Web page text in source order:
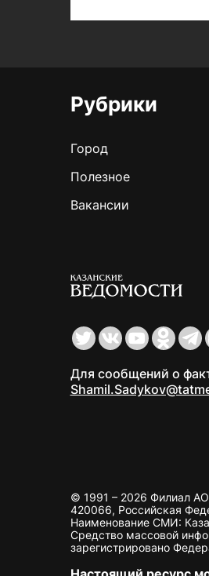
Рубрики
Город
Полезное
Вакансии
Для сообщений о
© 1991 – 2026 Филиал
420066, Российская
Наименование СМИ:
Средство массовой
зарегистрировано